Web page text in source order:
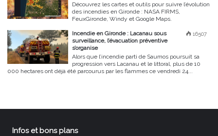
Découvrez les cartes et outils pour suivre l’évolution
des incendies en Gironde : NASA FIRMS,
FeuxGironde, Windy et Google Maps.
16507
Incendie en Gironde : Lacanau sous
surveillance, l’évacuation préventive
s’organise
Alors que l’incendie parti de Saumos poursuit sa
progression vers Lacanau et le littoral, plus de 10
000 hectares ont déjà été parcourus par les flammes ce vendredi 24...
Infos et bons plans